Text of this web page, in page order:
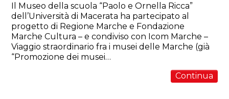
Il Museo della scuola “Paolo e Ornella Ricca”
dell’Università di Macerata ha partecipato al
progetto di Regione Marche e Fondazione
Marche Cultura – e condiviso con Icom Marche –
Viaggio straordinario fra i musei delle Marche (già
“Promozione dei musei…
Continua